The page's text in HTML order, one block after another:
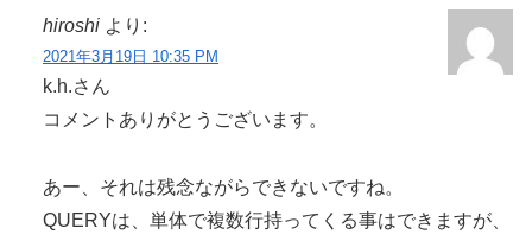
hiroshi より:
2021年3月19日 10:35 PM
k.h.さん
コメントありがとうございます。
あー、それは残念ながらできないですね。
QUERYは、単体で複数行持ってくる事はできますが、